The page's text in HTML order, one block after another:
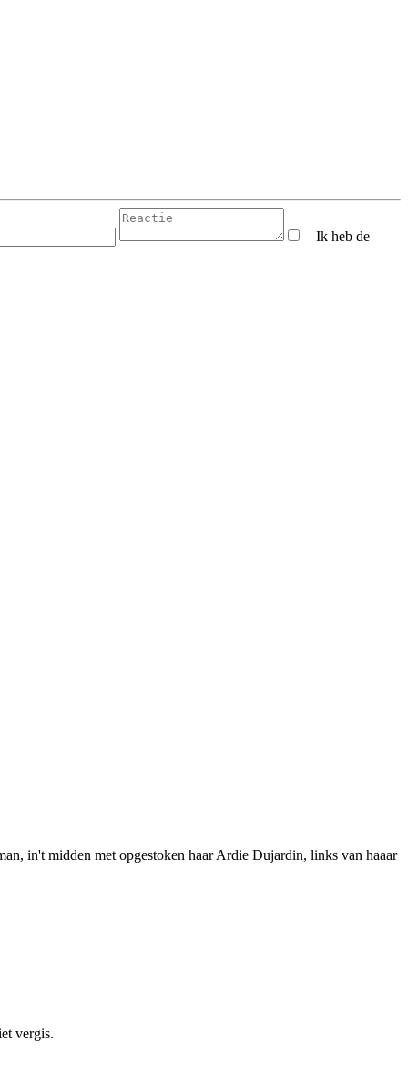
Ik heb de
in't midden met opgestoken haar Ardie Dujardin, links van haaar
vergis.